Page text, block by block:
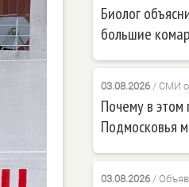
Биолог
большие
03.08.2026/ СМИ о
Почему в этом
Подмосковья
03.08.2026/